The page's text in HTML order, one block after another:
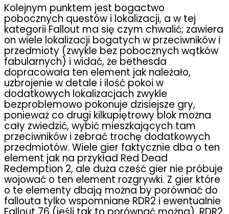
Kolejnym punktem jest bogactwo
pobocznych questów i lokalizacji, a w tej
kategorii Fallout ma się czym chwalić; zawiera
on wiele lokalizacji bogatych w przeciwników i
przedmioty (zwykle bez pobocznych wątków
fabularnych) i widać, że bethesda
dopracowała ten element jak należało,
uzbrojenie w detale i ilość pokoi w
dodatkowych lokalizacjach zwykle
bezproblemowo pokonuje dzisiejsze gry,
ponieważ co drugi kilkupiętrowy blok można
cały zwiedzić, wybić mieszkających tam
przeciwników i zebrać trochę dodatkowych
przedmiotów. Wiele gier faktycznie dba o ten
element jak na przykład Red Dead
Redemption 2, ale duża cześć gier nie próbuje
wojować o ten element rozgrywki. Z gier które
o te elementy dbają można by porównać do
fallouta tylko wspomniane RDR2 i ewentualnie